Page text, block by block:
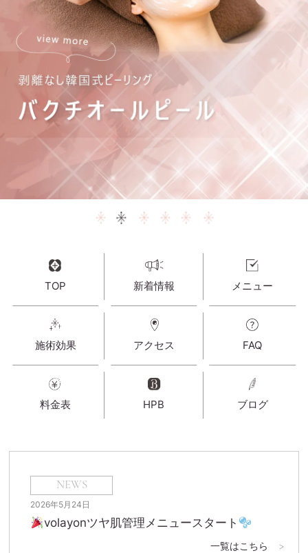
TOP 新着情報 メニュー
施術効果 アクセス FAQ
料金表 HPB ブログ
NEWS
2026年5月24日
volayonツヤ肌管理メニュースタート
一覧はこちら